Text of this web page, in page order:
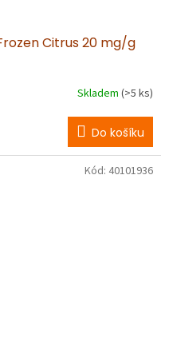
Citrus 20 mg/g
Skladem (>5 ks)
Do košíku
Kód: 40101936